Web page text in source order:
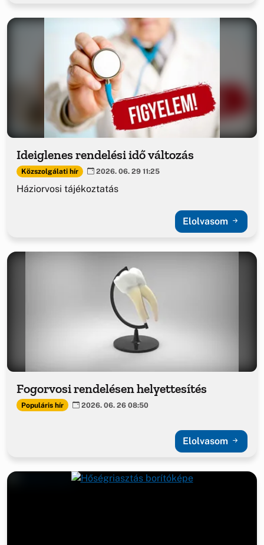
Ideiglenes rendelési idő változás
Közszolgálati hír 2026. 06. 29 11:25
Háziorvosi tájékoztatás
Elolvasom
Fogorvosi rendelésen helyettesítés
Populáris hír 2026. 06. 26 08:50
Elolvasom